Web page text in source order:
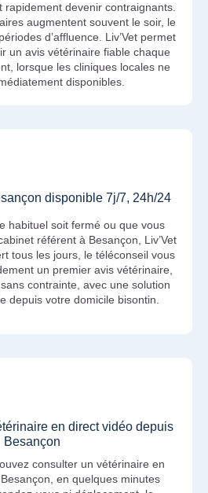
devenir contraignants.
augmentent souvent le soir, le
d’affluence. Liv’Vet permet
un avis vétérinaire fiable chaque
lorsque les cliniques locales ne
disponibles.
disponible 7j/7, 24h/24
habituel soit fermé ou que vous
référent à Besançon, Liv’Vet
tous les jours, le téléconseil vous
un premier avis vétérinaire,
contrainte, avec une solution
depuis votre domicile bisontin.
en direct vidéo depuis
Besançon
consulter un vétérinaire en
en quelques minutes